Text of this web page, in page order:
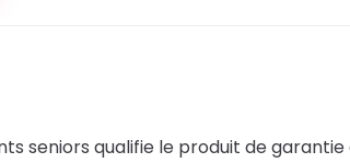
seniors qualifie le produit de